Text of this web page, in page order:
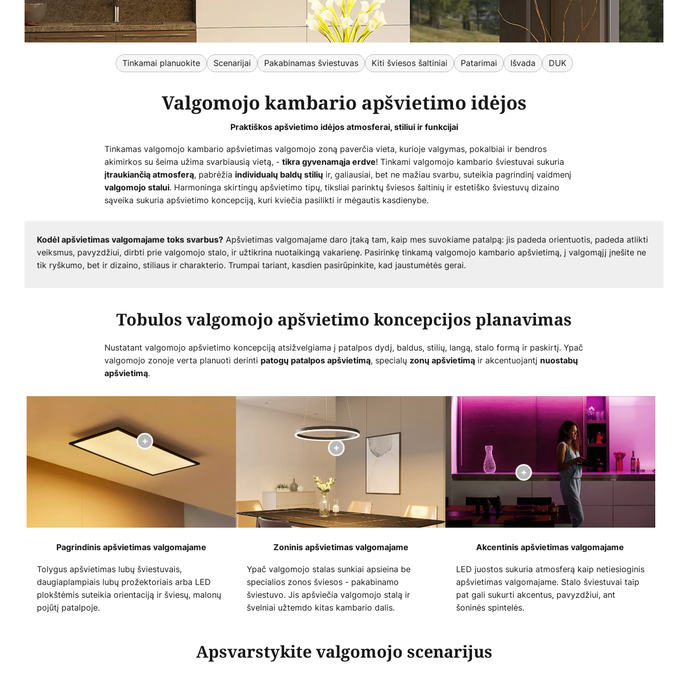
Tinkamai planuokite Scenarijai Pakabinamas šviestuvas Kiti šviesos šaltiniai Patarimai Išvada DUK
Valgomojo kambario apšvietimo idėjos
Praktiškos apšvietimo idėjos atmosferai, stiliui ir funkcijai
Tinkamas valgomojo kambario apšvietimas valgomojo zoną paverčia vieta, kurioje valgymas, pokalbiai ir bendros
akimirkos su šeima užima svarbiausią vietą, - tikra gyvenamąja erdve! Tinkami valgomojo kambario šviestuvai sukuria
įtraukiančią atmosferą, pabrėžia individualų baldų stilių ir, galiausiai, bet ne mažiau svarbu, suteikia pagrindinį vaidmenį
valgomojo stalui. Harmoninga skirtingų apšvietimo tipų, tiksliai parinktų šviesos šaltinių ir estetiško šviestuvų dizaino
sąveika sukuria apšvietimo koncepciją, kuri kviečia pasilikti ir mėgautis kasdienybe.
Kodėl apšvietimas valgomajame toks svarbus? Apšvietimas valgomajame daro įtaką tam, kaip mes suvokiame patalpą: jis padeda orientuotis, padeda atlikti
veiksmus, pavyzdžiui, dirbti prie valgomojo stalo, ir užtikrina nuotaikingą vakarienę. Pasirinkę tinkamą valgomojo kambario apšvietimą, į valgomąjį įnešite ne
tik ryškumo, bet ir dizaino, stiliaus ir charakterio. Trumpai tariant, kasdien pasirūpinkite, kad jaustumėtės gerai.
Tobulos valgomojo apšvietimo koncepcijos planavimas
Nustatant valgomojo apšvietimo koncepciją atsižvelgiama į patalpos dydį, baldus, stilių, langą, stalo formą ir paskirtį. Ypač
valgomojo zonoje verta planuoti derinti patogų patalpos apšvietimą, specialų zonų apšvietimą ir akcentuojantį nuostabų
apšvietimą.
Pagrindinis apšvietimas valgomajame
Tolygus apšvietimas lubų šviestuvais,
daugiaplampiais lubų prožektoriais arba LED
plokštėmis suteikia orientaciją ir šviesų, malonų
pojūtį patalpoje.
Zoninis apšvietimas valgomajame
Ypač valgomojo stalas sunkiai apsieina be
specialios zonos šviesos - pakabinamo
šviestuvo. Jis apšviečia valgomojo stalą ir
švelniai užtemdo kitas kambario dalis.
Akcentinis apšvietimas valgomajame
LED juostos sukuria atmosferą kaip netiesioginis
apšvietimas valgomajame. Stalo šviestuvai taip
pat gali sukurti akcentus, pavyzdžiui, ant
šoninės spintelės.
Apsvarstykite valgomojo scenarijus